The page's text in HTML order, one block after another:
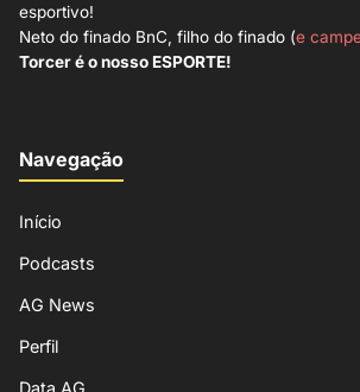
esportivo!
Neto do finado BnC, filho do finado (e
Torcer é o nosso ESPORTE!
Navegação
Início
Podcasts
AG News
Perfil
Data AG